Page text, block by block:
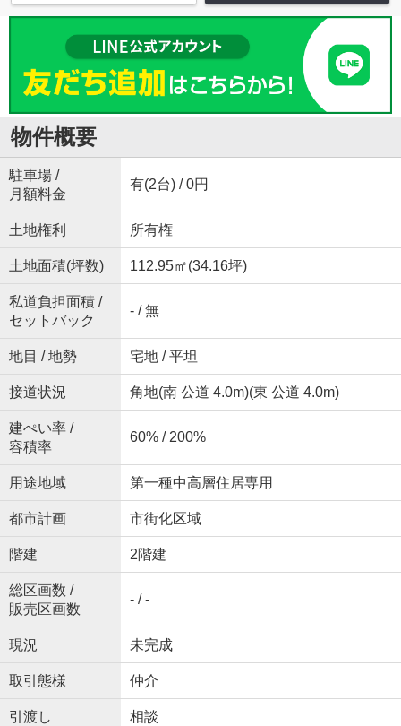
物件概要
駐車場 /
月額料金
有(2台) / 0円
土地権利 所有権
土地面積(坪数) 112.95㎡(34.16坪)
私道負担面積 /
セットバック
- / 無
地目 / 地勢 宅地 / 平坦
接道状況 角地(南 公道 4.0m)(東 公道 4.0m)
建ぺい率 /
容積率
60% / 200%
用途地域 第一種中高層住居専用
都市計画 市街化区域
階建 2階建
総区画数 /
販売区画数
- / -
現況 未完成
取引態様 仲介
引渡し 相談